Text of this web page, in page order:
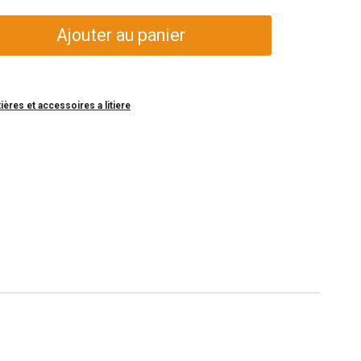
Ajouter au panier
et accessoires a litiere